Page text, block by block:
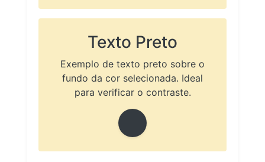
Texto Preto
Exemplo de texto preto sobre o
fundo da cor selecionada. Ideal
para verificar o contraste.